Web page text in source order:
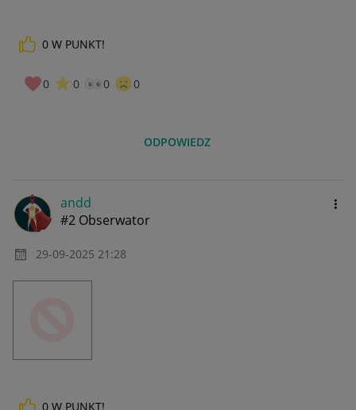
0 W PUNKT!
0 0 0 0
ODPOWIEDZ
andd
#2 Obserwator
‎29-09-2025 21:28
0 W PUNKT!